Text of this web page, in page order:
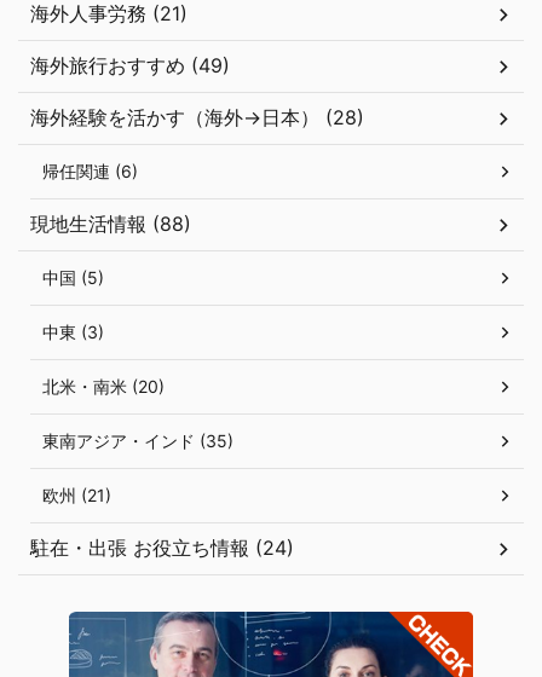
海外人事労務 (21)
海外旅行おすすめ (49)
海外経験を活かす（海外→日本） (28)
帰任関連 (6)
現地生活情報 (88)
中国 (5)
中東 (3)
北米・南米 (20)
東南アジア・インド (35)
欧州 (21)
駐在・出張 お役立ち情報 (24)